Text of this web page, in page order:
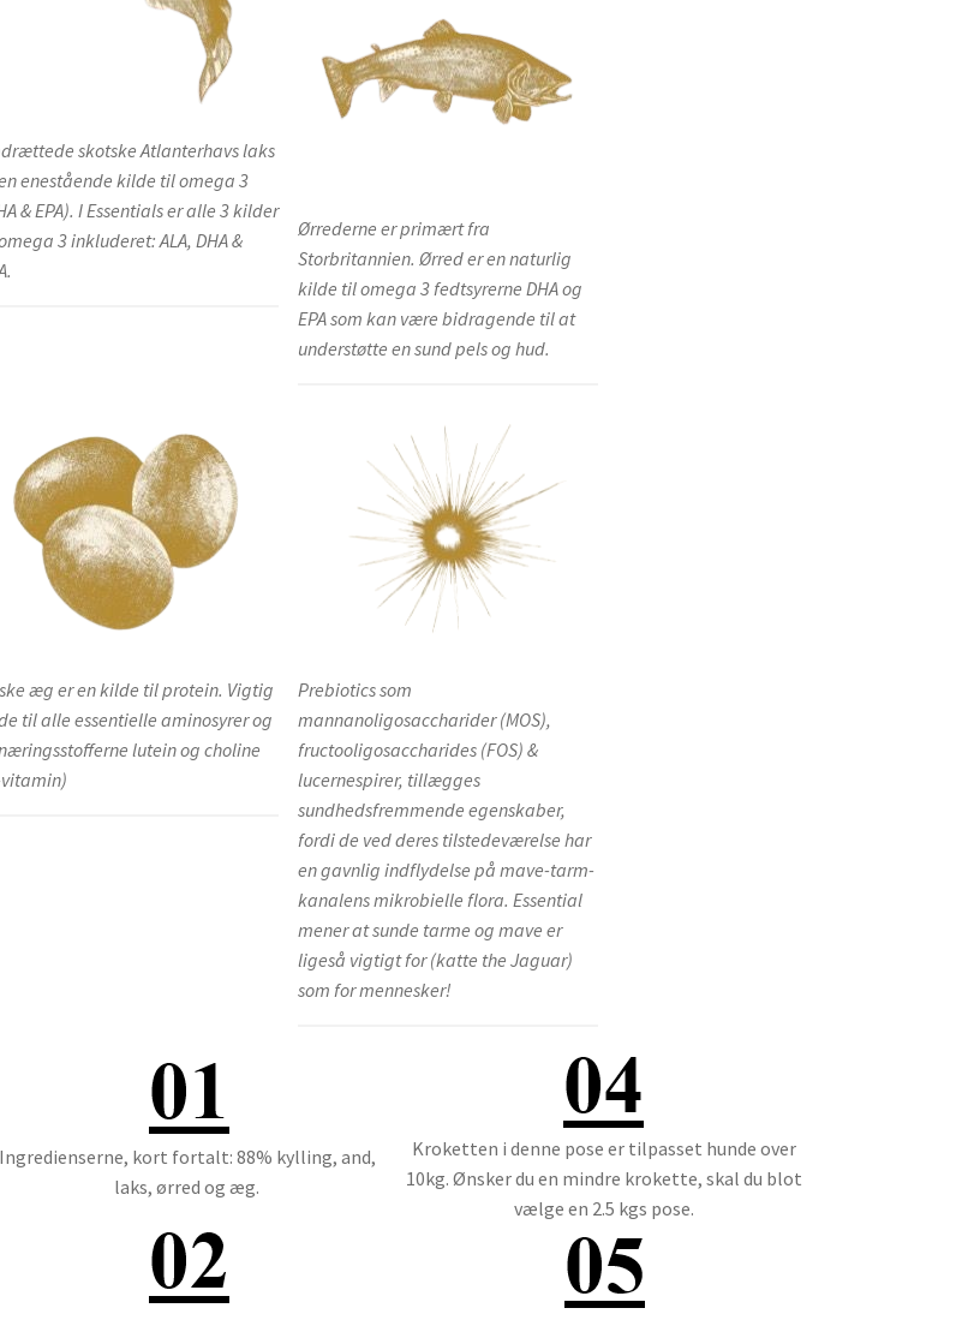
skotske Atlanterhavs laks
enestående kilde til omega 3
& EPA). I Essentials er alle 3 kilder
3 inkluderet: ALA, DHA &
Ørrederne er primært fra
Storbritannien. Ørred er en naturlig
kilde til omega 3 fedtsyrerne DHA og
EPA som kan være bidragende til at
understøtte en sund pels og hud.
æg er en kilde til protein. Vigtig
til alle essentielle aminosyrer og
lutein og choline
Prebiotics som
mannanoligosaccharider (MOS),
fructooligosaccharides (FOS) &
lucernespirer, tillægges
sundhedsfremmende egenskaber,
fordi de ved deres tilstedeværelse har
en gavnlig indflydelse på mave-tarm-
kanalens mikrobielle flora. Essential
mener at sunde tarme og mave er
ligeså vigtigt for (katte the Jaguar)
som for mennesker!
Ingredienserne, kort fortalt: 88% kylling, and,
laks, ørred og æg.
Kroketten i denne pose er tilpasset hunde over
10kg. Ønsker du en mindre krokette, skal du blot
vælge en 2.5 kgs pose.